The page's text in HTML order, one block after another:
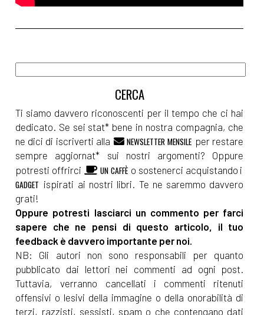
Ti siamo davvero riconoscenti per il tempo che ci hai
dedicato. Se sei stat* bene in nostra compagnia, che
ne dici di iscriverti alla
NEWSLETTER MENSILE per restare
sempre aggiornat* sui nostri argomenti? Oppure
potresti offrirci
UN CAFFÈ o sostenerci acquistando i
GADGET ispirati ai nostri libri. Te ne saremmo davvero
grati!
Oppure potresti lasciarci un commento per farci
sapere che ne pensi di questo articolo, il tuo
feedback è davvero importante per noi.
NB: Gli autori non sono responsabili per quanto
pubblicato dai lettori nei commenti ad ogni post.
Tuttavia, verranno cancellati i commenti ritenuti
offensivi o lesivi della immagine o della onorabilità di
terzi, razzisti, sessisti, spam o che contengano dati